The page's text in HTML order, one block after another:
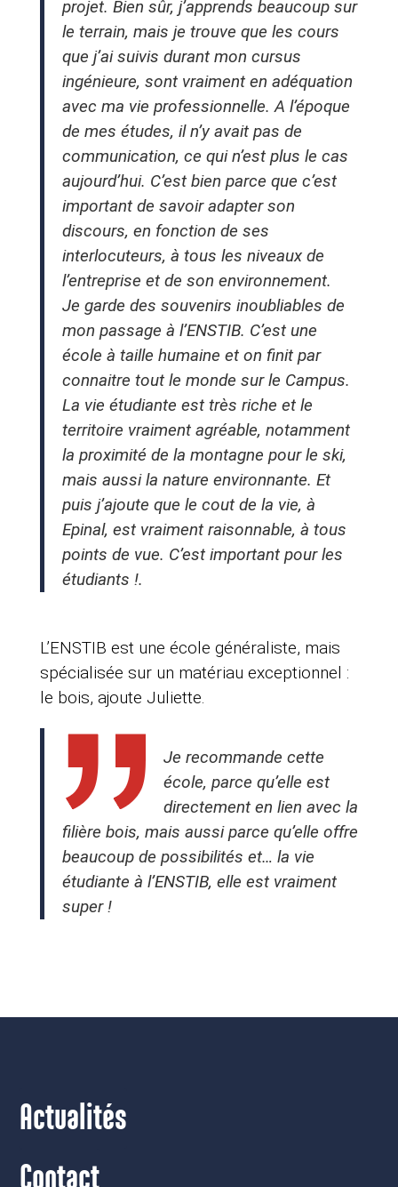
projet. Bien sûr, j’apprends beaucoup sur
le terrain, mais je trouve que les cours
que j’ai suivis durant mon cursus
ingénieure, sont vraiment en adéquation
avec ma vie professionnelle. A l’époque
de mes études, il n’y avait pas de
communication, ce qui n’est plus le cas
aujourd’hui. C’est bien parce que c’est
important de savoir adapter son
discours, en fonction de ses
interlocuteurs, à tous les niveaux de
l’entreprise et de son environnement.
Je garde des souvenirs inoubliables de
mon passage à l’ENSTIB. C’est une
école à taille humaine et on finit par
connaitre tout le monde sur le Campus.
La vie étudiante est très riche et le
territoire vraiment agréable, notamment
la proximité de la montagne pour le ski,
mais aussi la nature environnante. Et
puis j’ajoute que le cout de la vie, à
Epinal, est vraiment raisonnable, à tous
points de vue. C’est important pour les
étudiants !.
L’ENSTIB est une école généraliste, mais
spécialisée sur un matériau exceptionnel :
le bois, ajoute Juliette.
Je recommande cette
école, parce qu’elle est
directement en lien avec la
filière bois, mais aussi parce qu’elle offre
beaucoup de possibilités et… la vie
étudiante à l’ENSTIB, elle est vraiment
super !
Actualités
Contact